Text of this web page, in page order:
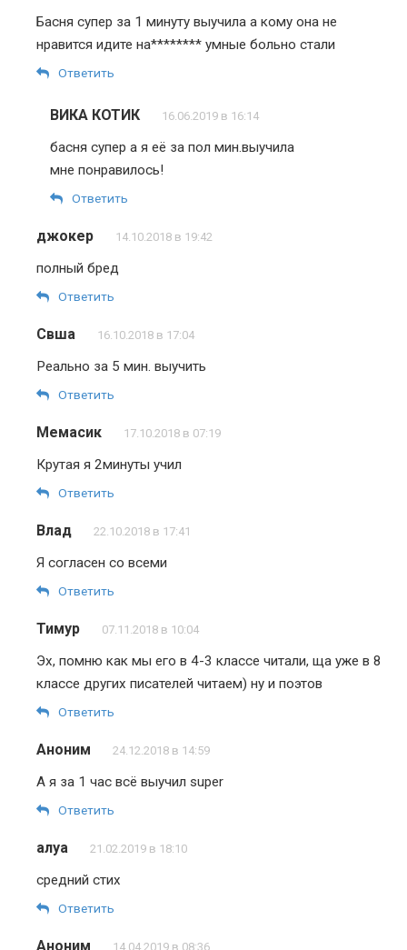
Басня супер за 1 минуту выучила а кому она не
нравится идите на******** умные больно стали
Ответить
ВИКА КОТИК 16.06.2019 в 16:14
басня супер а я её за пол мин.выучила
мне понравилось!
Ответить
джокер 14.10.2018 в 19:42
полный бред
Ответить
Свша 16.10.2018 в 17:04
Реально за 5 мин. выучить
Ответить
Мемасик 17.10.2018 в 07:19
Крутая я 2минуты учил
Ответить
Влад 22.10.2018 в 17:41
Я согласен со всеми
Ответить
Тимур 07.11.2018 в 10:04
Эх, помню как мы его в 4-3 классе читали, ща уже в 8
классе других писателей читаем) ну и поэтов
Ответить
Аноним 24.12.2018 в 14:59
А я за 1 час всё выучил super
Ответить
алуа 21.02.2019 в 18:10
средний стих
Ответить
Аноним 14.04.2019 в 08:36